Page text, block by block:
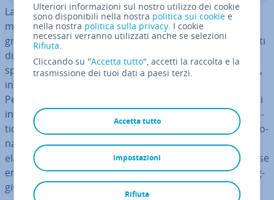
La co­mu­ni­ca­zio­ne digitale genera quantità sempre
maggiori di dati (parola chiave:Big Data. Questa è una
grande op­por­tu­ni­tà per le aziende che lavorano con dati
di questo tipo. Tuttavia, maggiore è la mole di dati a di­
spo­si­zio­ne di un'a­zien­da, più grande è la sfida di filtrare,
in­ter­re­la­zio­na­re, mo­del­liz­za­re e va­lo­riz­za­re questi dati.
Per sup­por­ta­re le aziende nel­l'e­la­bo­ra­zio­ne del flusso di
in­for­ma­zio­ni sono necessari soluzioni e sistemi in­for­ma­
ti­ci appositi. L'analisi dei dati mediante database tra­di­zio­
na­li non è più suf­fi­cien­te per ar­chi­via­re, con­sul­ta­re ed
elaborare grandi raccolte di dati. Gli in-memory database
entrano in scena proprio quando i database classici rag­
giun­go­no i loro limiti.
Ulteriori informazioni sul nostro utilizzo dei cookie
sono disponibili nella nostra politica sui cookie e
nella nostra politica sulla privacy. I cookie
necessari verranno utilizzati anche se selezioni
Rifiuta.
Cliccando su "Accetta tutto", accetti la raccolta e la
trasmissione dei tuoi dati a paesi terzi.
Accetta tutto
Rifiuta
impostazioni